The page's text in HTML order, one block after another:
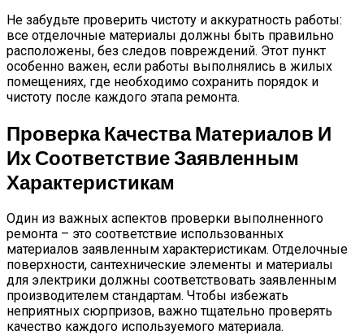
Не забудьте проверить чистоту и аккуратность работы:
все отделочные материалы должны быть правильно
расположены, без следов повреждений. Этот пункт
особенно важен, если работы выполнялись в жилых
помещениях, где необходимо сохранить порядок и
чистоту после каждого этапа ремонта.
Проверка Качества Материалов И
Их Соответствие Заявленным
Характеристикам
Один из важных аспектов проверки выполненного
ремонта – это соответствие использованных
материалов заявленным характеристикам. Отделочные
поверхности, сантехнические элементы и материалы
для электрики должны соответствовать заявленным
производителем стандартам. Чтобы избежать
неприятных сюрпризов, важно тщательно проверять
качество каждого используемого материала.